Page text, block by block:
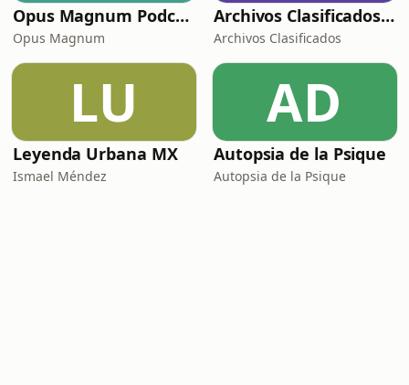
Opus Magnum Podcast
Opus Magnum
Archivos Clasificados Podcast
Archivos Clasificados
LU
Leyenda Urbana MX
Ismael Méndez
AD
Autopsia de la Psique
Autopsia de la Psique